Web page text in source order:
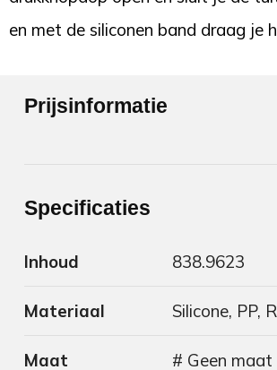
en met de siliconen band draag je
Prijsinformatie
Specificaties
Inhoud 838.9623
Materiaal Silicone, PP,
Maat # Geen maat